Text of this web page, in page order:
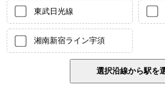
東武日光線
湘南新宿ライン宇須